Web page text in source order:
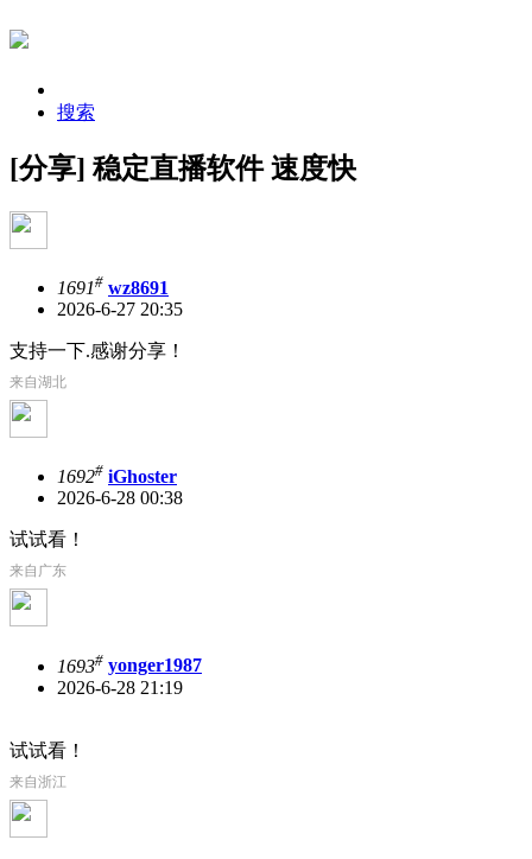
搜索
[分享] 稳定直播软件 速度快
1691# wz8691
2026-6-27 20:35
支持一下.感谢分享！
来自湖北
1692# iGhoster
2026-6-28 00:38
试试看！
来自广东
1693# yonger1987
2026-6-28 21:19
试试看！
来自浙江